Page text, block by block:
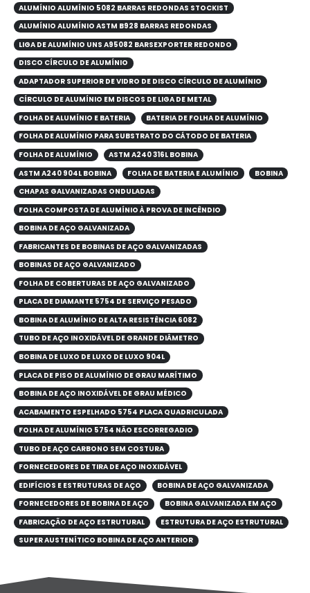
ALUMÍNIO ALUMÍNIO 5082 BARRAS REDONDAS STOCKIST
ALUMÍNIO ALUMÍNIO ASTM B928 BARRAS REDONDAS
LIGA DE ALUMÍNIO UNS A95082 BARSEXPORTER REDONDO
DISCO CÍRCULO DE ALUMÍNIO
ADAPTADOR SUPERIOR DE VIDRO DE DISCO CÍRCULO DE ALUMÍNIO
CÍRCULO DE ALUMÍNIO EM DISCOS DE LIGA DE METAL
FOLHA DE ALUMÍNIO E BATERIA
BATERIA DE FOLHA DE ALUMÍNIO
FOLHA DE ALUMÍNIO PARA SUBSTRATO DO CÁTODO DE BATERIA
FOLHA DE ALUMÍNIO
ASTM A240 316L BOBINA
ASTM A240 904L BOBINA
FOLHA DE BATERIA E ALUMÍNIO
BOBINA
CHAPAS GALVANIZADAS ONDULADAS
FOLHA COMPOSTA DE ALUMÍNIO À PROVA DE INCÊNDIO
BOBINA DE AÇO GALVANIZADA
FABRICANTES DE BOBINAS DE AÇO GALVANIZADAS
BOBINAS DE AÇO GALVANIZADO
FOLHA DE COBERTURAS DE AÇO GALVANIZADO
PLACA DE DIAMANTE 5754 DE SERVIÇO PESADO
BOBINA DE ALUMÍNIO DE ALTA RESISTÊNCIA 6082
TUBO DE AÇO INOXIDÁVEL DE GRANDE DIÂMETRO
BOBINA DE LUXO DE LUXO DE LUXO 904L
PLACA DE PISO DE ALUMÍNIO DE GRAU MARÍTIMO
BOBINA DE AÇO INOXIDÁVEL DE GRAU MÉDICO
ACABAMENTO ESPELHADO 5754 PLACA QUADRICULADA
FOLHA DE ALUMÍNIO 5754 NÃO ESCORREGADIO
TUBO DE AÇO CARBONO SEM COSTURA
FORNECEDORES DE TIRA DE AÇO INOXIDÁVEL
EDIFÍCIOS E ESTRUTURAS DE AÇO
BOBINA DE AÇO GALVANIZADA
FORNECEDORES DE BOBINA DE AÇO
BOBINA GALVANIZADA EM AÇO
FABRICAÇÃO DE AÇO ESTRUTURAL
ESTRUTURA DE AÇO ESTRUTURAL
SUPER AUSTENÍTICO BOBINA DE AÇO ANTERIOR